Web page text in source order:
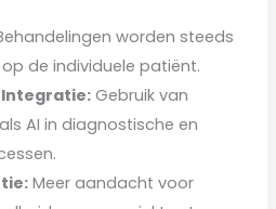
worden steeds
de individuele patiënt.
Gebruik van
AI in diagnostische en
Meer aandacht voor